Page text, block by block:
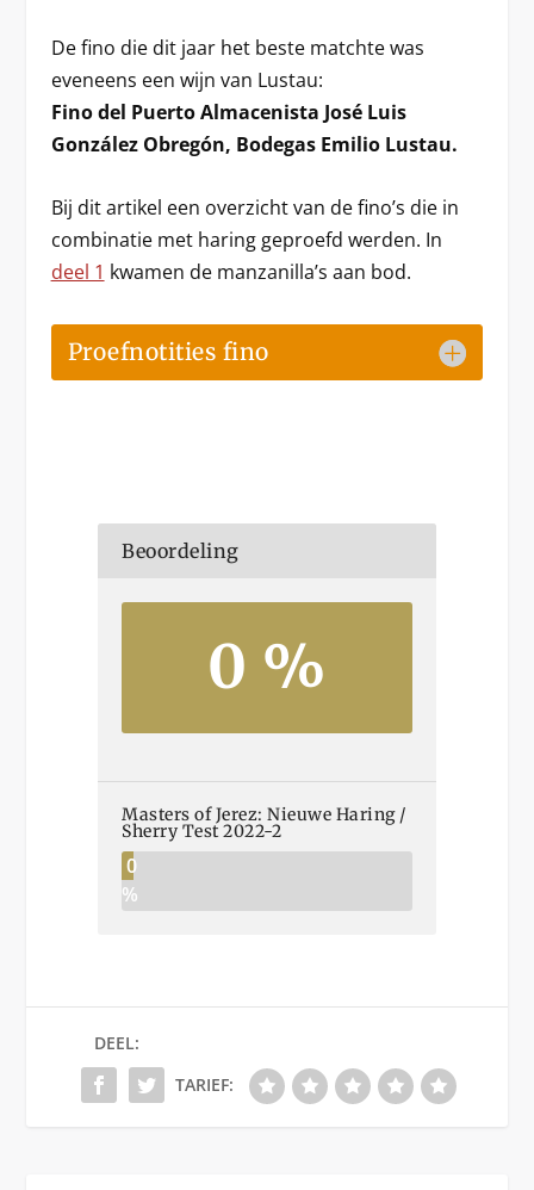
De fino die dit jaar het beste matchte was
eveneens een wijn van Lustau:
Fino del Puerto Almacenista José Luis
González Obregón, Bodegas Emilio Lustau.
Bij dit artikel een overzicht van de fino’s die in
combinatie met haring geproefd werden. In
deel 1 kwamen de manzanilla’s aan bod.
Proefnotities fino
Beoordeling
0 %
Masters of Jerez: Nieuwe Haring /
Sherry Test 2022-2
0
%
DEEL:
TARIEF: